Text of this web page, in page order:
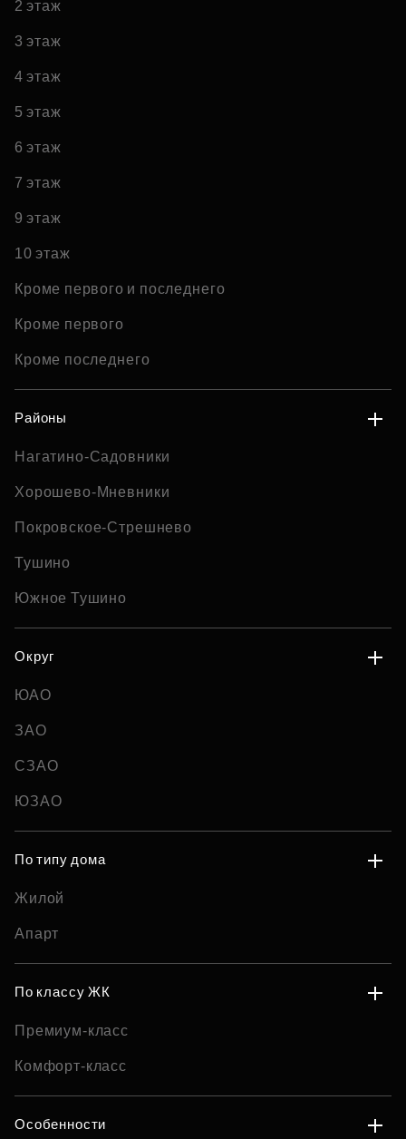
2 этаж
3 этаж
4 этаж
5 этаж
6 этаж
7 этаж
9 этаж
10 этаж
Кроме первого и последнего
Кроме первого
Кроме последнего
Районы
Нагатино-Садовники
Хорошево-Мневники
Покровское-Стрешнево
Тушино
Южное Тушино
Округ
ЮАО
ЗАО
СЗАО
ЮЗАО
По типу дома
Жилой
Апарт
По классу ЖК
Премиум-класс
Комфорт-класс
Особенности